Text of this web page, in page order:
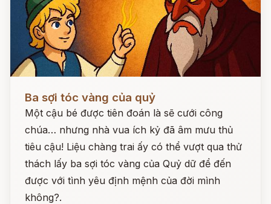
Ba sợi tóc vàng của quỷ
Một cậu bé được tiên đoán là sẽ cưới công
chúa… nhưng nhà vua ích kỷ đã âm mưu thủ
tiêu cậu! Liệu chàng trai ấy có thể vượt qua thử
thách lấy ba sợi tóc vàng của Quỷ dữ để đến
được với tình yêu định mệnh của đời mình
không?.